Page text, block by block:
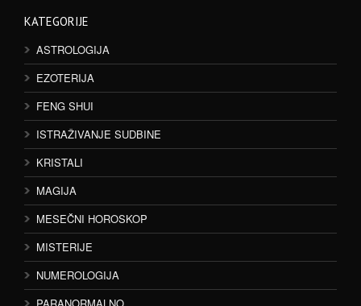
KATEGORIJE
ASTROLOGIJA
EZOTERIJA
FENG SHUI
ISTRAŽIVANJE SUDBINE
KRISTALI
MAGIJA
MESEČNI HOROSKOP
MISTERIJE
NUMEROLOGIJA